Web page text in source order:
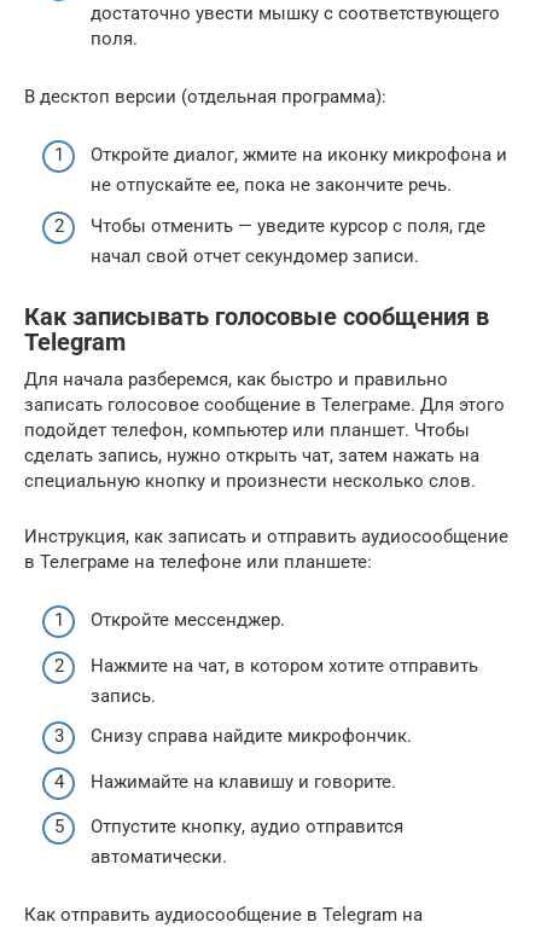
достаточно увести мышку с соответствующего
поля.
В десктоп версии (отдельная программа):
Откройте диалог, жмите на иконку микрофона и
не отпускайте ее, пока не закончите речь.
Чтобы отменить — уведите курсор с поля, где
начал свой отчет секундомер записи.
Как записывать голосовые сообщения в
Telegram
Для начала разберемся, как быстро и правильно
записать голосовое сообщение в Телеграме. Для этого
подойдет телефон, компьютер или планшет. Чтобы
сделать запись, нужно открыть чат, затем нажать на
специальную кнопку и произнести несколько слов.
Инструкция, как записать и отправить аудиосообщение
в Телеграме на телефоне или планшете:
Откройте мессенджер.
Нажмите на чат, в котором хотите отправить
запись.
Снизу справа найдите микрофончик.
Нажимайте на клавишу и говорите.
Отпустите кнопку, аудио отправится
автоматически.
Как отправить аудиосообщение в Telegram на